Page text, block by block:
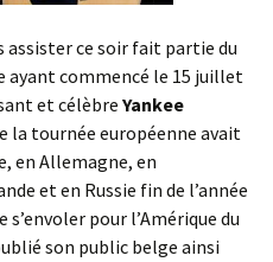
assister ce soir fait partie du
ayant commencé le 15 juillet
et célèbre Yankee
la tournée européenne avait
en Allemagne, en
et en Russie fin de l’année
pour l’Amérique du
son public belge ainsi